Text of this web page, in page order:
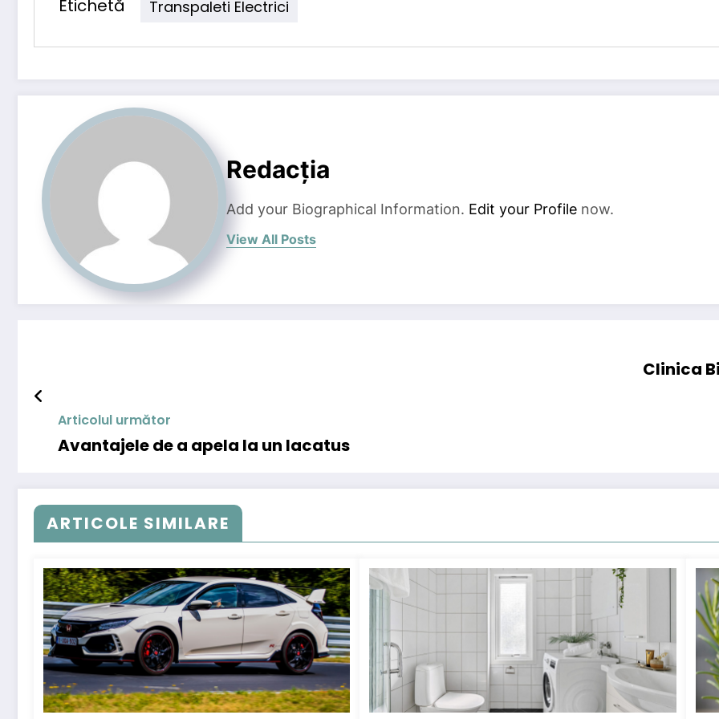
Etichetă Transpaleti Electrici
Redacția
Add your Biographical Information. Edit your Profile now.
View All Posts
Clinica
Articolul următor
Avantajele de a apela la un lacatus
ARTICOLE SIMILARE